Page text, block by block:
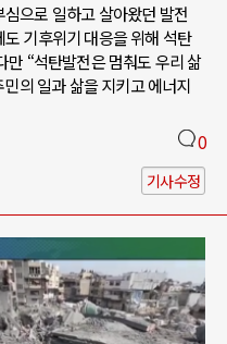
으로 일하고 살아왔던 발전
기후위기 대응을 위해 석탄
만 “석탄발전은 멈춰도 우리 삶
의 일과 삶을 지키고 에너지
0
기사수정